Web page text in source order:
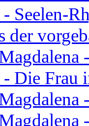
- Seelen-
der
- Die Frau